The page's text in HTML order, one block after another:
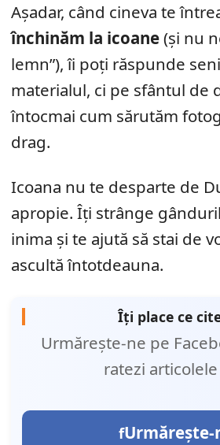
Așadar, când cineva te
închinăm la icoane(și nu
lemn”), îi poți răspunde
materialul, ci pe sfântul de
întocmai cum sărutăm
drag.
Icoana nu te desparte de
apropie. Îți strânge
inima și te ajută să stai de
ascultă întotdeauna.
Îți place ce
Urmărește-ne pe
ratezi
Urmărește-